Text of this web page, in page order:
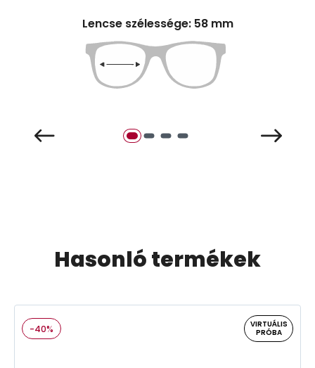
Lencse szélessége: 58 mm
Hasonló termékek
-40%
VIRTUÁLIS
PRÓBA